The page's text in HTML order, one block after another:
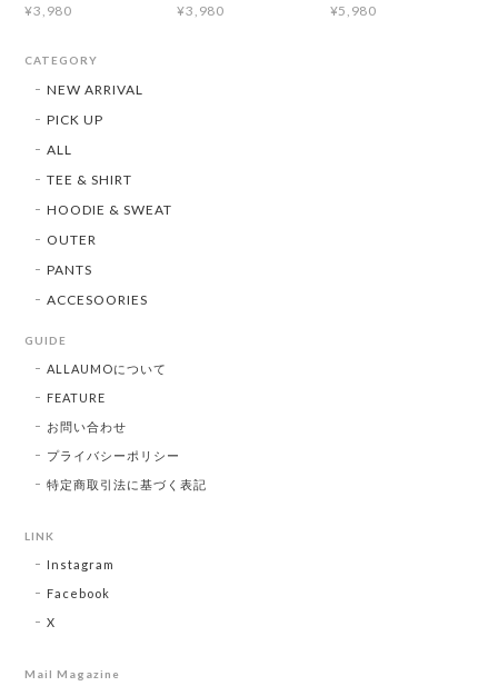
¥3,980
¥3,980
¥5,980
CATEGORY
NEW ARRIVAL
PICK UP
ALL
TEE & SHIRT
HOODIE & SWEAT
OUTER
PANTS
ACCESOORIES
GUIDE
ALLAUMOについて
FEATURE
お問い合わせ
プライバシーポリシー
特定商取引法に基づく表記
LINK
Instagram
Facebook
X
Mail Magazine